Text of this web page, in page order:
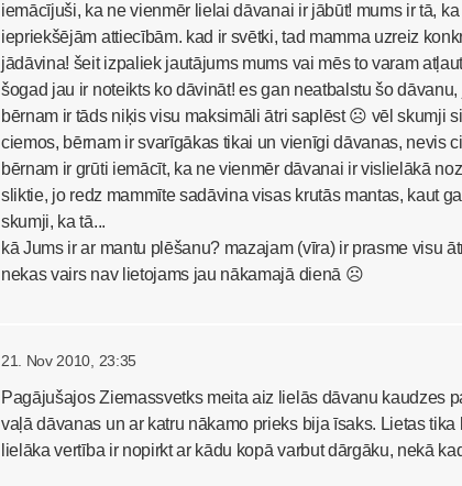
iemācījuši, ka ne vienmēr lielai dāvanai ir jābūt! mums ir tā,
iepriekšējām attiecībām. kad ir svētki, tad mamma uzreiz
jādāvina! šeit izpaliek jautājums mums vai mēs to varam
šogad jau ir noteikts ko dāvināt! es gan neatbalstu šo
bērnam ir tāds niķis visu maksimāli ātri saplēst ☹ vēl skumji
ciemos, bērnam ir svarīgākas tikai un vienīgi dāvanas, nevis
bērnam ir grūti iemācīt, ka ne vienmēr dāvanai ir vislielākā
sliktie, jo redz mammīte sadāvina visas krutās mantas, kaut
skumji, ka tā...
kā Jums ir ar mantu plēšanu? mazajam (vīra) ir prasme visu
nekas vairs nav lietojams jau nākamajā dienā ☹
21. Nov 2010, 23:35
Pagājušajos Ziemassvetks meita aiz lielās dāvanu kaudzes
vaļā dāvanas un ar katru nākamo prieks bija īsaks. Lietas
lielāka vertība ir nopirkt ar kādu kopā varbut dārgāku, nekā